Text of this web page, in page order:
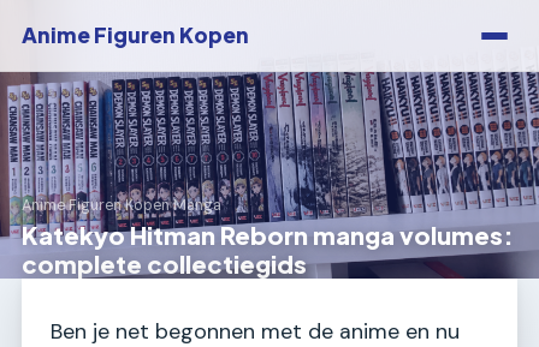
Anime Figuren Kopen
Anime Figuren Kopen›Manga
Katekyo Hitman Reborn manga volumes:
complete collectiegids
Ben je net begonnen met de anime en nu